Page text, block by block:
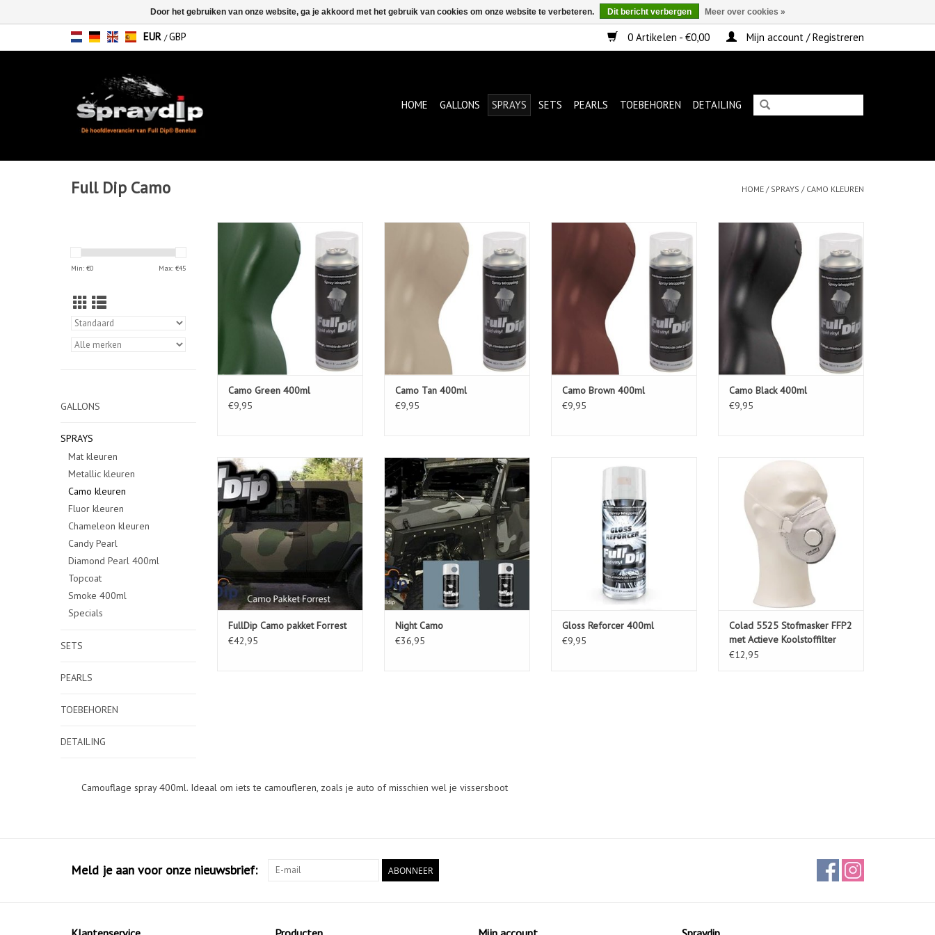
EUR /GBP 0 Artikelen - €0,00 Mijn account / Registreren
HOME GALLONS SPRAYS SETS PEARLS TOEBEHOREN DETAILING
Full Dip Camo HOME / SPRAYS / CAMO KLEUREN
Min: €0 Max: €45
GALLONS
SPRAYS
Mat kleuren
Metallic kleuren
Camo kleuren
Fluor kleuren
Chameleon kleuren
Candy Pearl
Diamond Pearl 400ml
Topcoat
Smoke 400ml
Specials
SETS
PEARLS
TOEBEHOREN
DETAILING
FullDip Camo Green 400ml
TOEVOEGEN AAN WINKELWAGEN
Camo Green 400ml
€9,95
FullDip Camo Tan 400ml
TOEVOEGEN AAN WINKELWAGEN
Camo Tan 400ml
€9,95
FullDip Camo Brown 400ml
TOEVOEGEN AAN WINKELWAGEN
Camo Brown 400ml
€9,95
FullDip Camo Black 400ml
TOEVOEGEN AAN WINKELWAGEN
Camo Black 400ml
€9,95
FullDip Camo pakket Forrest. Nu
extra voordelig bij Spraydip.
TOEVOEGEN AAN WINKELWAGEN
FullDip Camo pakket Forrest
€42,95
Full Dip Night Camo dip.
TOEVOEGEN AAN WINKELWAGEN
Night Camo
€36,95
Full Dip Spray Gloss Reforcer
400ml
TOEVOEGEN AAN WINKELWAGEN
Gloss Reforcer 400ml
€9,95
Colad 5525 Stofmasker FFP2 met
Actieve Koolstoffilter
Ideaal voor gebruik in onder
andere de
autoschadeherstelbranche,
spuitwerkzaamheden,
houtbewerking, schuren, bouw en
industriële toepassingen.
TOEVOEGEN AAN WINKELWAGEN
Colad 5525 Stofmasker FFP2
met Actieve Koolstoffilter
€12,95
Camouflage spray 400ml. Ideaal om iets te camoufleren, zoals je auto of misschien wel je vissersboot
Meld je aan voor onze nieuwsbrief: ABONNEER
Door het gebruiken van onze website, ga je akkoord met het gebruik van cookies om onze website te verbeteren. Dit bericht verbergen Meer over cookies »